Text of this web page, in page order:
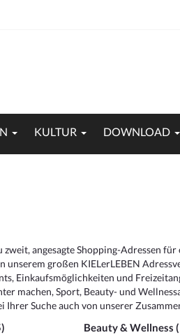
KULTUR DOWNLOAD
angesagte Shopping-Adressen
großen KIELerLEBEN
Einkaufsmöglichkeiten und
machen, Sport, Beauty- und
Ihrer Suche auch von unserer
Beauty & Wellness